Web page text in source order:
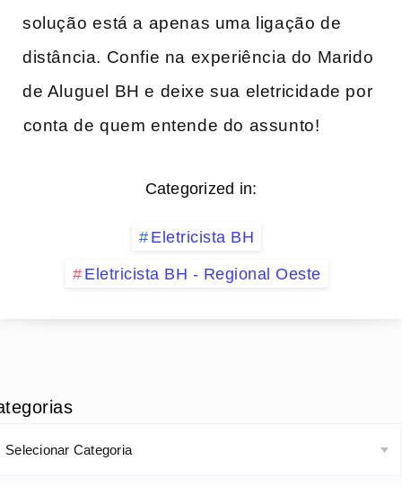
solução⁤ está a apenas uma ligação de
distância. Confie na experiência do Marido
de Aluguel BH e deixe​ sua eletricidade por
⁢conta de quem entende do assunto!
Categorized in:
Eletricista BH
Eletricista BH - Regional Oeste